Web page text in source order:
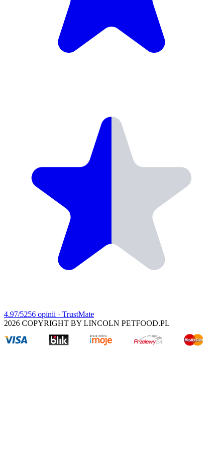
4.97/5256 opinii · TrustMate
2026 COPYRIGHT BY LINCOLN PETFOOD.PL